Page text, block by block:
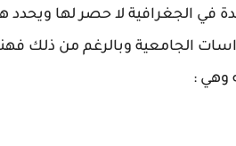
في الجغرافية لا حصر لها ويحدد
الجامعية وبالرغم من ذلك
وهي :